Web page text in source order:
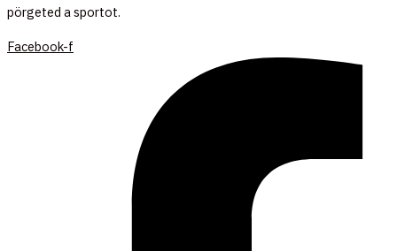
pörgeted a sportot.
Facebook-f